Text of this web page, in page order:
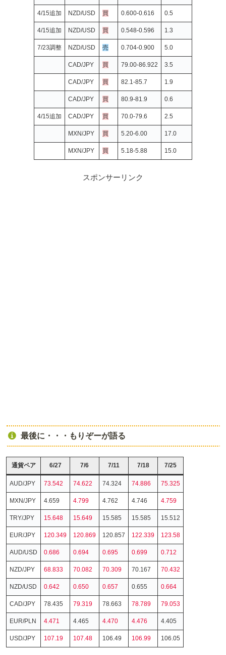
4/15追加 NZD/USD 買 0.600-0.616 0.5
4/15追加 NZD/USD 買 0.548-0.596 1.3
7/23調整 NZD/USD 売 0.704-0.900 5.0
CAD/JPY 買 79.00-86.922 3.5
CAD/JPY 買 82.1-85.7 1.9
CAD/JPY 買 80.9-81.9 0.6
4/15追加 CAD/JPY 買 70.0-79.6 2.5
MXN/JPY 買 5.20-6.00 17.0
MXN/JPY 買 5.18-5.88 15.0
スポンサーリンク
最後に・・・もりぞーが語る
通貨ペア 6/27 7/6 7/11 7/18 7/25
AUD/JPY 73.542 74.622 74.324 74.886 75.325
MXN/JPY 4.659 4.799 4.762 4.746 4.759
TRY/JPY 15.648 15.649 15.585 15.585 15.512
EUR/JPY 120.349 120.869 120.857 122.339 123.58
AUD/USD 0.686 0.694 0.695 0.699 0.712
NZD/JPY 68.833 70.082 70.309 70.167 70.432
NZD/USD 0.642 0.650 0.657 0.655 0.664
CAD/JPY 78.435 79.319 78.663 78.789 79.053
EUR/PLN 4.471 4.465 4.470 4.476 4.405
USD/JPY 107.19 107.48 106.49 106.99 106.05